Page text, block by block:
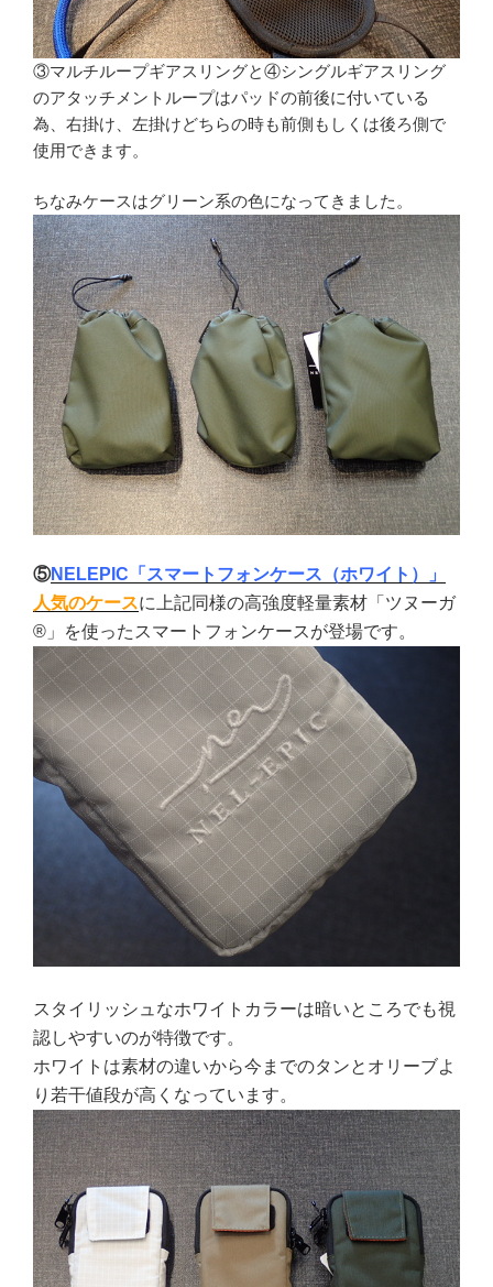
③マルチループギアスリングと④シングルギアスリング
のアタッチメントループはパッドの前後に付いている
為、右掛け、左掛けどちらの時も前側もしくは後ろ側で
使用できます。
ちなみケースはグリーン系の色になってきました。
⑤NELEPIC「スマートフォンケース（ホワイト）」
人気のケースに上記同様の高強度軽量素材「ツヌーガ
®」を使ったスマートフォンケースが登場です。
スタイリッシュなホワイトカラーは暗いところでも視
認しやすいのが特徴です。
ホワイトは素材の違いから今までのタンとオリーブよ
り若干値段が高くなっています。